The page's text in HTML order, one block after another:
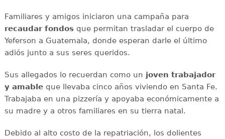
Familiares y amigos iniciaron una campaña para
recaudar fondosque permitan trasladar el cuerpo de
Yeferson a Guatemala, donde esperan darle el último
adiós junto a sus seres queridos.
Sus allegados lo recuerdan como un joven trabajador
y amableque llevaba cinco años viviendo en Santa Fe.
Trabajaba en una pizzería y apoyaba económicamente a
su madre y a otros familiares en su tierra natal.
Debido al alto costo de la repatriación, los dolientes